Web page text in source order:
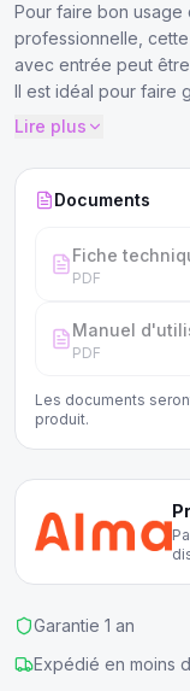
Pour faire bon usage
professionnelle,
avec entrée peut
Il est idéal pour faire
processus de lavage
Lire plus
Documents
Fiche
PDF
Manuel
PDF
Les documents
produit.
Garantie 1 an
Expédié en moins